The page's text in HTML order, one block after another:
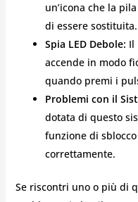
un’icona che la
di essere sostituita.
Spia LED Debole: Il
accende in modo
quando premi i
Problemi con il
dotata di questo
funzione di
correttamente.
Se riscontri uno o più di